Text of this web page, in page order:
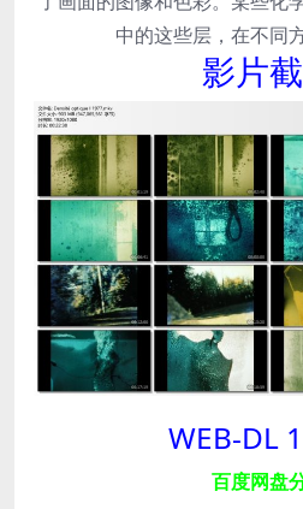
中的这些层，在不同
影片
WEB-DL
百度网盘